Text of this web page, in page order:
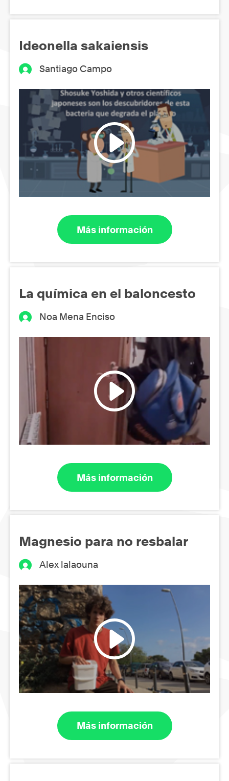
Ideonella sakaiensis
Santiago Campo
Más información
La química en el baloncesto
Noa Mena Enciso
Más información
Magnesio para no resbalar
Alex lalaouna
Más información